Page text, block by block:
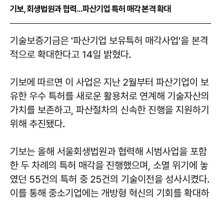
기보, 회생법원과 협력...파산기업 특허 매각 본격 확대
기술보증기금은 '파산기업 보유특허 매각사업'을 본격
적으로 확대한다고 14일 밝혔다.
기보에 따르면 이 사업은 지난 2월부터 파산기업이 보
유한 우수 특허를 새로운 활용처로 연계해 기술자산의
가치를 보존하고, 파산절차의 신속한 진행을 지원하기
위해 추진됐다.
기보는 올해 서울회생법원과 협력해 시범사업을 포함
한 두 차례의 특허 매각을 진행했으며, 소멸 위기에 놓
였던 55건의 특허 중 25건의 기술이전을 성사시켰다.
이를 통해 중소기업에는 개방형 혁신의 기회를 확대하